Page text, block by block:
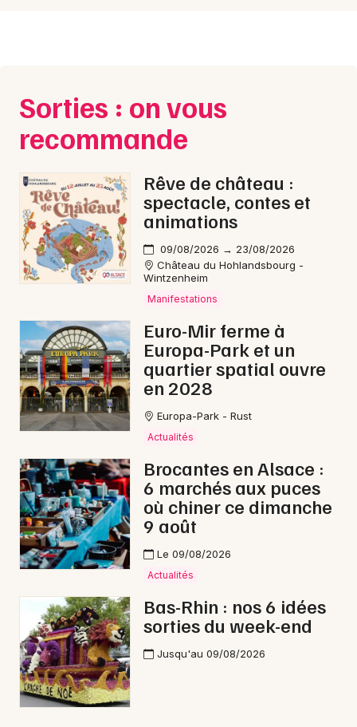
Sorties : on vous
recommande
Rêve de château :
spectacle, contes et
animations
09/08/2026 → 23/08/2026
Château du Hohlandsbourg -
Wintzenheim
Manifestations
Euro-Mir ferme à
Europa-Park et un
quartier spatial ouvre
en 2028
Europa-Park - Rust
Actualités
Brocantes en Alsace :
6 marchés aux puces
où chiner ce dimanche
9 août
Le 09/08/2026
Actualités
Bas-Rhin : nos 6 idées
sorties du week-end
Jusqu'au 09/08/2026